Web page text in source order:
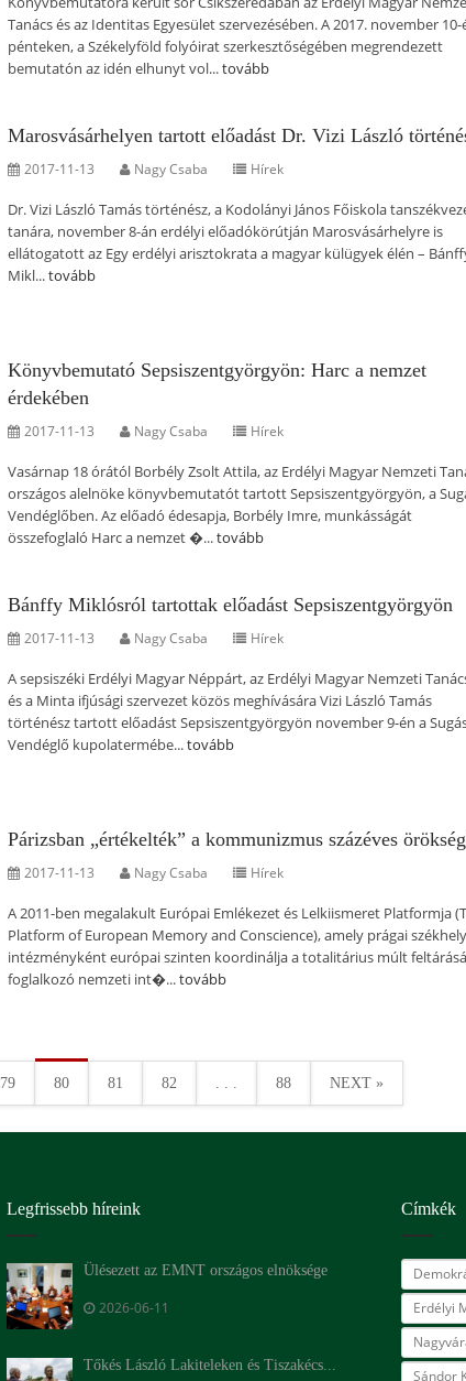
Tanács és az Identitas Egyesület szervezésében. A 2017. november 10-
pénteken, a Székelyföld folyóirat szerkesztőségében megrendezett
bemutatón az idén elhunyt vol...tovább
Marosvásárhelyen tartott előadást Dr. Vizi László
2017-11-13 Nagy Csaba Hírek
Dr. Vizi László Tamás történész, a Kodolányi János Főiskola
tanára, november 8-án erdélyi előadókörútján Marosvásárhelyre is
ellátogatott az Egy erdélyi arisztokrata a magyar külügyek élén –
Mikl...tovább
Könyvbemutató Sepsiszentgyörgyön: Harc a nemzet
érdekében
2017-11-13 Nagy Csaba Hírek
Vasárnap 18 órától Borbély Zsolt Attila, az Erdélyi Magyar Nemzeti
országos alelnöke könyvbemutatót tartott Sepsiszentgyörgyön, a
Vendéglőben. Az előadó édesapja, Borbély Imre, munkásságát
összefoglaló Harc a nemzet �...tovább
Bánffy Miklósról tartottak előadást Sepsiszentgyörgyön
2017-11-13 Nagy Csaba Hírek
A sepsiszéki Erdélyi Magyar Néppárt, az Erdélyi Magyar Nemzeti
és a Minta ifjúsági szervezet közös meghívására Vizi László Tamás
történész tartott előadást Sepsiszentgyörgyön november 9-én a
Vendéglő kupolatermébe...tovább
Párizsban „értékelték” a kommunizmus százéves
2017-11-13 Nagy Csaba Hírek
A 2011-ben megalakult Európai Emlékezet és Lelkiismeret Platformja
Platform of European Memory and Conscience), amely prágai
intézményként európai szinten koordinálja a totalitárius múlt
foglalkozó nemzeti int�...tovább
79 80 81 82 . . . 88 NEXT »
Legfrissebb híreink
Ülésezett az EMNT országos elnöksége
2026-06-11
Tőkés László Lakiteleken és Tiszakécs...
Címkék
Erdélyi
Sándor